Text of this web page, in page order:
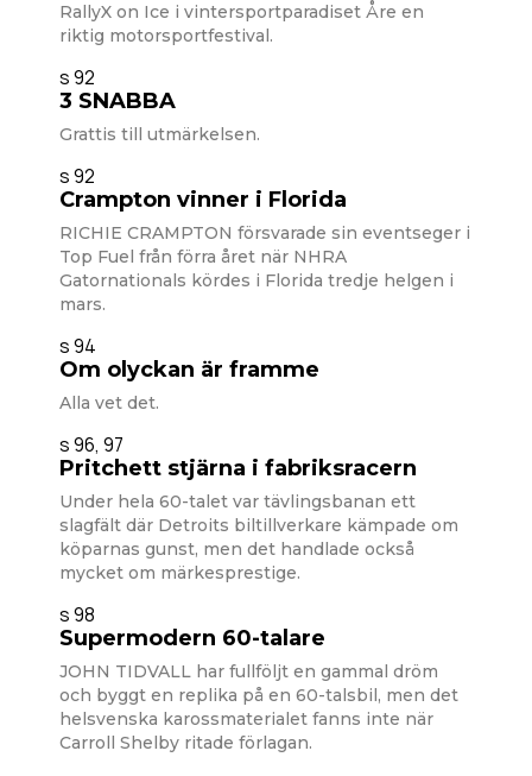
RallyX on Ice i vintersportparadiset Åre en
riktig motorsportfestival.
s 92
3 SNABBA
Grattis till utmärkelsen.
s 92
Crampton vinner i Florida
RICHIE CRAMPTON försvarade sin eventseger i
Top Fuel från förra året när NHRA
Gatornationals kördes i Florida tredje helgen i
mars.
s 94
Om olyckan är framme
Alla vet det.
s 96, 97
Pritchett stjärna i fabriksracern
Under hela 60-talet var tävlingsbanan ett
slagfält där Detroits biltillverkare kämpade om
köparnas gunst, men det handlade också
mycket om märkesprestige.
s 98
Supermodern 60-talare
JOHN TIDVALL har fullföljt en gammal dröm
och byggt en replika på en 60-talsbil, men det
helsvenska karossmaterialet fanns inte när
Carroll Shelby ritade förlagan.